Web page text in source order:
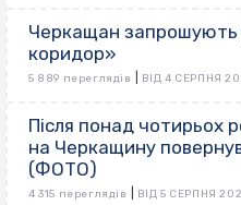
Черкащан
коридор»
5 889 переглядів ВІД 4 СЕРПНЯ
Після понад чотирьох
на Черкащину
(ФОТО)
4 315 переглядів ВІД 5 СЕРПНЯ